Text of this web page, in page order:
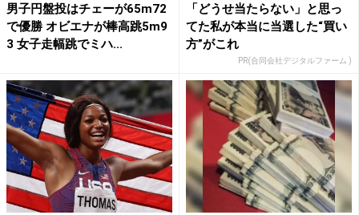
男子円盤投はチェーが65m72
で優勝 オビエナが棒高跳5m9
3 女子走幅跳でミハ...
「どうせ当たらない」と思っ
てた私が本当に当選した“買い
方”がこれ
PR(合同会社デジタルファーム )